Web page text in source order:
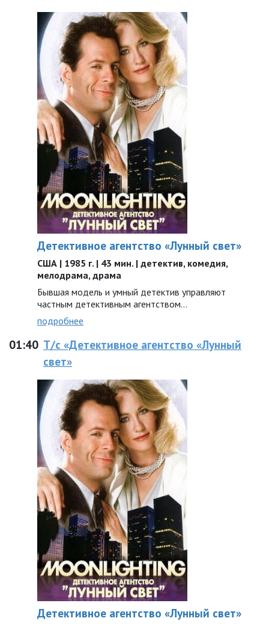
Детективное агентство «Лунный свет»
США | 1985 г. | 43 мин. | детектив, комедия,
мелодрама, драма
Бывшая модель и умный детектив управляют
частным детективным агентством…
подробнее
01:40 Т/с «Детективное агентство «Лунный
свет»
Детективное агентство «Лунный свет»